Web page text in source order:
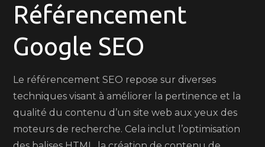
Référencement
Google SEO
Le référencement SEO repose sur diverses
techniques visant à améliorer la pertinence et la
qualité du contenu d’un site web aux yeux des
moteurs de recherche. Cela inclut l’optimisation